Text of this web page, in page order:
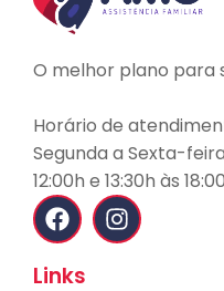
O melhor plano para
Horário de
Segunda a Sexta-
12:00h e 13:30h às
Links